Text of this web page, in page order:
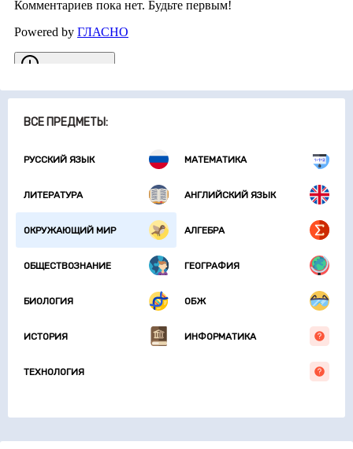
ВСЕ ПРЕДМЕТЫ:
РУССКИЙ ЯЗЫК МАТЕМАТИКА
ЛИТЕРАТУРА АНГЛИЙСКИЙ ЯЗЫК
ОКРУЖАЮЩИЙ МИР АЛГЕБРА
ОБЩЕСТВОЗНАНИЕ ГЕОГРАФИЯ
БИОЛОГИЯ ОБЖ
ИСТОРИЯ ИНФОРМАТИКА
ТЕХНОЛОГИЯ